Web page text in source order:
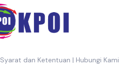
Syarat dan Ketentuan | Hubungi Kami